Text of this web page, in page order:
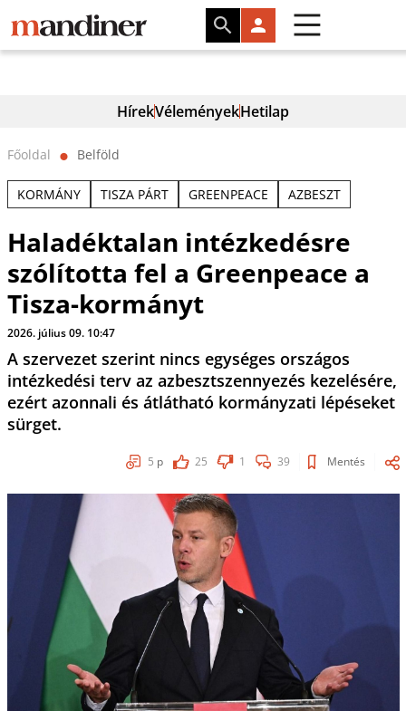
HírekVéleményekHetilap
Főoldal ⬤ Belföld
KORMÁNY TISZA PÁRT GREENPEACE AZBESZT
Haladéktalan intézkedésre
szólította fel a Greenpeace a
Tisza-kormányt
2026. július 09. 10:47
A szervezet szerint nincs egységes országos
intézkedési terv az azbesztszennyezés kezelésére,
ezért azonnali és átlátható kormányzati lépéseket
sürget.
5 p 25 1 39 Mentés